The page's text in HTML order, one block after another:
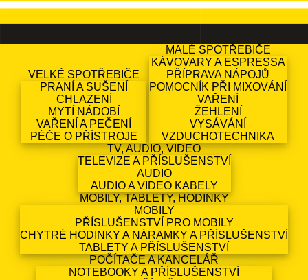
VELKÉ SPOTŘEBIČE
PRANÍ A SUŠENÍ
CHLAZENÍ
MYTÍ NÁDOBÍ
VAŘENÍ A PEČENÍ
PÉČE O PŘÍSTROJE
MALÉ SPOTŘEBIČE
KÁVOVARY A ESPRESSA
PŘÍPRAVA NÁPOJŮ
POMOCNÍK PŘI MIXOVÁNÍ
VAŘENÍ
ŽEHLENÍ
VYSÁVÁNÍ
VZDUCHOTECHNIKA
TV, AUDIO, VIDEO
TELEVIZE A PŘÍSLUŠENSTVÍ
AUDIO
AUDIO A VIDEO KABELY
MOBILY, TABLETY, HODINKY
MOBILY
PŘÍSLUŠENSTVÍ PRO MOBILY
CHYTRÉ HODINKY A NÁRAMKY A PŘÍSLUŠENSTVÍ
TABLETY A PŘÍSLUŠENSTVÍ
POČÍTAČE A KANCELÁŘ
NOTEBOOKY A PŘÍSLUŠENSTVÍ